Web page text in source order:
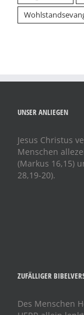
UNSER ANLIEGEN
Jesus Christus
Menschen
(Markus 16,15)
28,19-20).
ZUFÄLLIGER
Des Menschen